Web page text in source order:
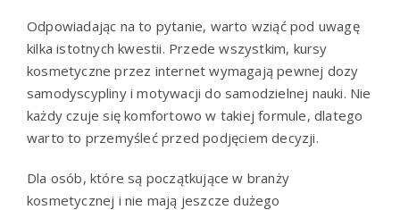
Odpowiadając na to pytanie, warto wziąć pod uwagę
kilka istotnych kwestii. Przede wszystkim, kursy
kosmetyczne przez internet wymagają pewnej dozy
samodyscypliny i motywacji do samodzielnej nauki. Nie
każdy czuje się komfortowo w takiej formule, dlatego
warto to przemyśleć przed podjęciem decyzji.
Dla osób, które są początkujące w branży
kosmetycznej i nie mają jeszcze dużego